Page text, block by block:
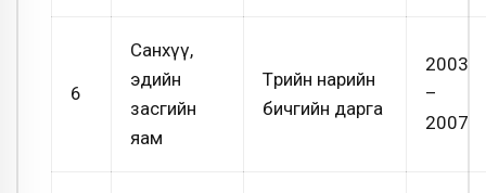
6
Санхүү,
эдийн
засгийн
яам
Төрийн нарийн
бичгийн дарга
2003
–
2007